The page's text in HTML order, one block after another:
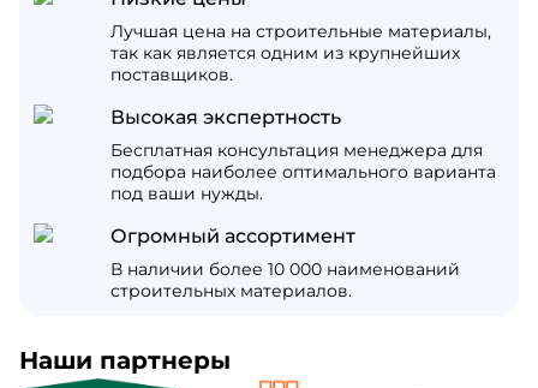
Лучшая цена на строительные материалы,
так как является одним из крупнейших
поставщиков.
Высокая экспертность
Бесплатная консультация менеджера для
подбора наиболее оптимального варианта
под ваши нужды.
Огромный ассортимент
В наличии более 10 000 наименований
строительных материалов.
Наши партнеры